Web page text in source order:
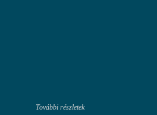
További részletek